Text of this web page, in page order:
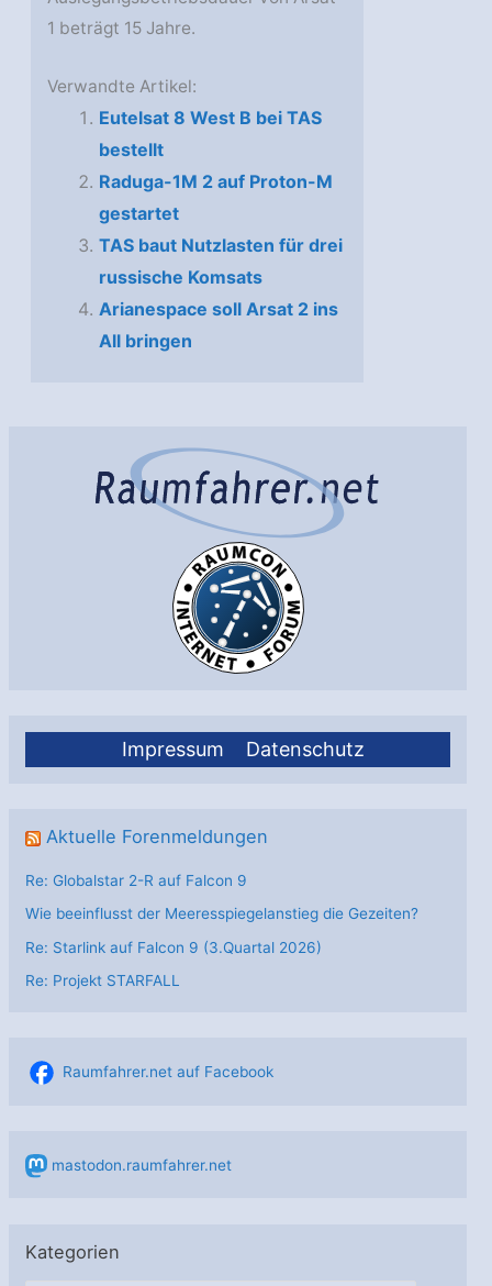
Impressum Datenschutz
Aktuelle Forenmeldungen
Re: Globalstar 2-R auf Falcon 9
Wie beeinflusst der Meeresspiegelanstieg die Gezeiten?
Re: Starlink auf Falcon 9 (3.Quartal 2026)
Re: Projekt STARFALL
Raumfahrer.net auf Facebook
mastodon.raumfahrer.net
Kategorien
1 beträgt 15 Jahre.
Verwandte Artikel:
Eutelsat 8 West B bei TAS
bestellt
Raduga-1M 2 auf Proton-M
gestartet
TAS baut Nutzlasten für drei
russische Komsats
Arianespace soll Arsat 2 ins
All bringen